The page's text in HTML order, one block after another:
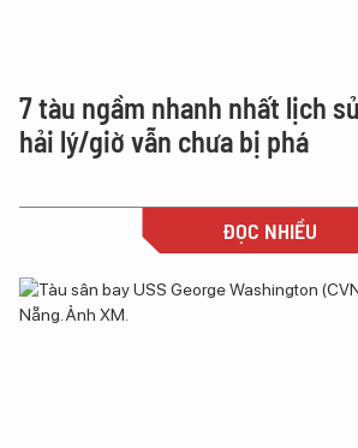
7 tàu ngầm nhanh nhất lịch
hải lý/giờ vẫn chưa bị phá
ĐỌC NHIỀU